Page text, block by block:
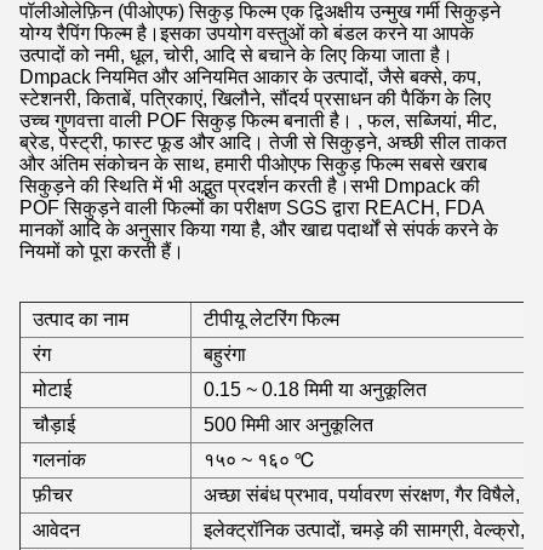
पॉलीओलेफ़िन (पीओएफ) सिकुड़ फिल्म एक द्विअक्षीय उन्मुख गर्मी सिकुड़ने
योग्य रैपिंग फिल्म है।इसका उपयोग वस्तुओं को बंडल करने या आपके
उत्पादों को नमी, धूल, चोरी, आदि से बचाने के लिए किया जाता है।
Dmpack नियमित और अनियमित आकार के उत्पादों, जैसे बक्से, कप,
स्टेशनरी, किताबें, पत्रिकाएं, खिलौने, सौंदर्य प्रसाधन की पैकिंग के लिए
उच्च गुणवत्ता वाली POF सिकुड़ फिल्म बनाती है। , फल, सब्जियां, मीट,
ब्रेड, पेस्ट्री, फास्ट फूड और आदि। तेजी से सिकुड़ने, अच्छी सील ताकत
और अंतिम संकोचन के साथ, हमारी पीओएफ सिकुड़ फिल्म सबसे खराब
सिकुड़ने की स्थिति में भी अद्भुत प्रदर्शन करती है।सभी Dmpack की
POF सिकुड़ने वाली फिल्मों का परीक्षण SGS द्वारा REACH, FDA
मानकों आदि के अनुसार किया गया है, और खाद्य पदार्थों से संपर्क करने के
नियमों को पूरा करती हैं।
उत्पाद का नाम
टीपीयू लेटरिंग फिल्म
रंग
बहुरंगा
मोटाई
0.15 ~ 0.18 मिमी या अनुकूलित
चौड़ाई
500 मिमी आर अनुकूलित
गलनांक
१५० ~ १६० ℃
फ़ीचर
अच्छा संबंध प्रभाव, पर्यावरण संरक्षण, गैर विषैले,
आवेदन
इलेक्ट्रॉनिक उत्पादों, चमड़े की सामग्री, वेल्क्रो,